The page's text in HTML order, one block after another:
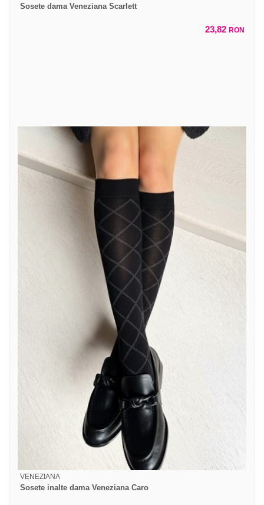
Sosete dama Veneziana Scarlett
23,82 RON
VENEZIANA
Sosete inalte dama Veneziana Caro